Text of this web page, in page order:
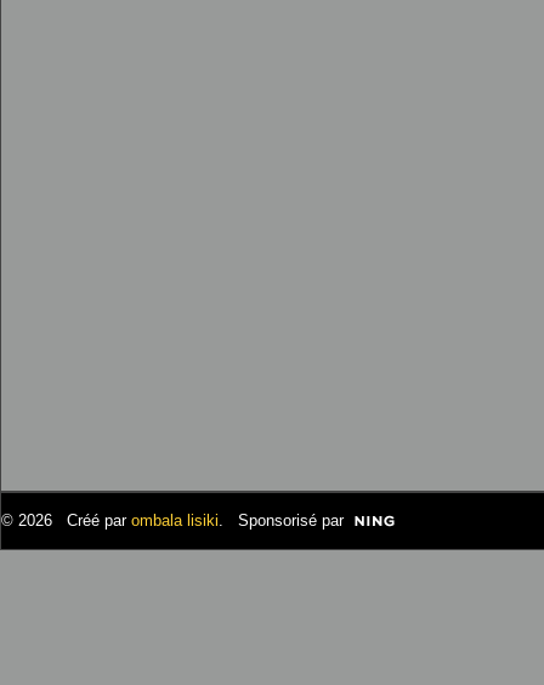
© 2026 Créé par ombala lisiki. Sponsorisé par